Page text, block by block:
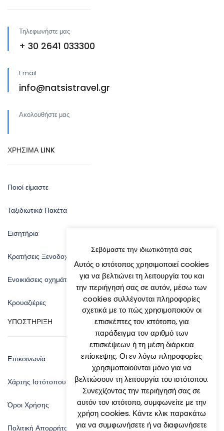
Τηλεφωνήστε μας
+ 30 2641 033300
Email
info@natsistravel.gr
Ακολουθήστε μας
ΧΡΗΣΙΜΑ LINK
Ποιοί είμαστε
Ταξιδιωτικά Πακέτα
Εισητήρια
Κρατήσεις Ξενοδοχείων
Ενοικιάσεις οχημάτων
Κρουαζιέρες
ΥΠΟΣΤΗΡΙΞΗ
Επικοινωνία
Χάρτης Ιστότοπου
Όροι Χρήσης
Πολιτική Απορρήτου
Σεβόμαστε την ιδιωτικότητά σας
Αυτός ο ιστότοπος χρησιμοποιεί cookies
για να βελτιώνει τη λειτουργία του και
την περιήγησή σας σε αυτόν, μέσω των
cookies συλλέγονται πληροφορίες
σχετικά με το πώς χρησιμοποιούν οι
επισκέπτες τον ιστότοπο, για
παράδειγμα τον αριθμό των
επισκέψεων ή τη μέση διάρκεια
επίσκεψης. Οι εν λόγω πληροφορίες
χρησιμοποιούνται μόνο για να
βελτιώσουν τη λειτουργία του ιστότοπου.
Συνεχίζοντας την περιήγησή σας σε
αυτόν τον ιστότοπο, συμφωνείτε με την
χρήση cookies. Κάντε κλικ παρακάτω
για να συμφωνήσετε ή να διαφωνήσετε